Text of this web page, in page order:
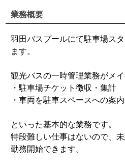
業務概要
羽田バスプールにて駐車場ス
ます。
観光バスの一時管理業務がメイ
・駐車場チケット徴収・集計
・車両を駐車スペースへの案内
といった基本的な業務です。
特段難しい仕事はないので、
勤務開始できます。